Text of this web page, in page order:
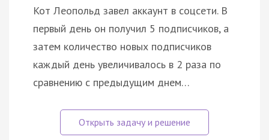
Кот Леопольд завел аккаунт в соцсети. В
первый день он получил 5 подписчиков, а
затем количество новых подписчиков
каждый день увеличивалось в 2 раза по
сравнению с предыдущим днем…